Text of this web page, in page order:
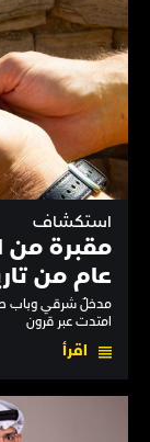
استكشاف
مقبرة من
عام من
امتدت عبر قرون
اقرأ